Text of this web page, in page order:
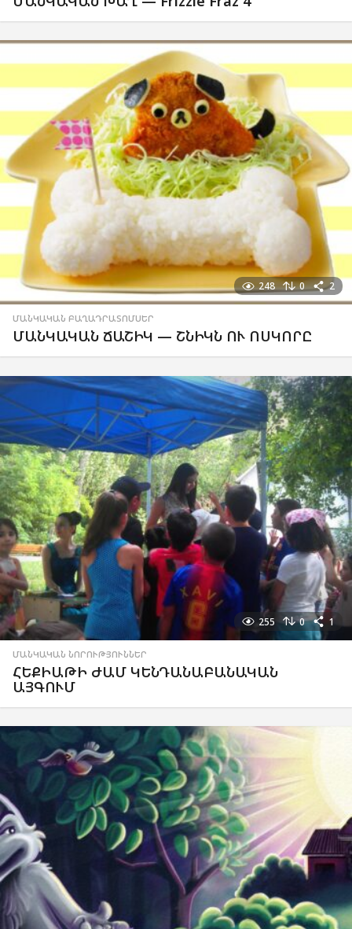
248 0 2
ՄԱՆԿԱԿԱՆ ԲԱՂԱԴՐԱՏՈՄՍԵՐ
ՄԱՆԿԱԿԱՆ ՃԱՇԻԿ — ՇՆԻԿՆ ՈՒ ՈՍԿՈՐԸ
255 0 1
ՄԱՆԿԱԿԱՆ ՆՈՐՈՒԹՅՈՒՆՆԵՐ
ՀԵՔԻԱԹԻ ԺԱՄ ԿԵՆԴԱՆԱԲԱՆԱԿԱՆ
ԱՅԳՈՒՄ